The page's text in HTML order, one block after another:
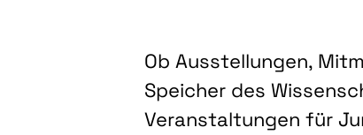
Ob Ausstellungen,
Speicher des
Veranstaltungen für